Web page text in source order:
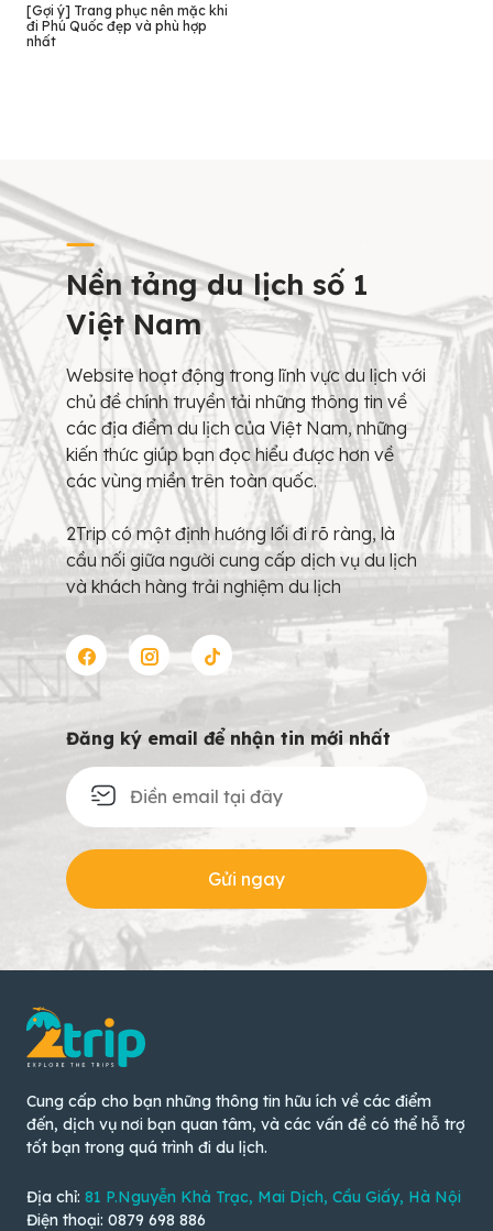
[Gợi ý] Trang phục nên mặc khi
đi Phú Quốc đẹp và phù hợp
nhất
Nền tảng du lịch số 1
Việt Nam
Website hoạt động trong lĩnh vực du lịch với
chủ đề chính truyền tải những thông tin về
các địa điểm du lịch của Việt Nam, những
kiến thức giúp bạn đọc hiểu được hơn về
các vùng miền trên toàn quốc.
2Trip có một định hướng lối đi rõ ràng, là
cầu nối giữa người cung cấp dịch vụ du lịch
và khách hàng trải nghiệm du lịch
Đăng ký email để nhận tin mới nhất
Gửi ngay
Cung cấp cho bạn những thông tin hữu ích về các điểm
đến, dịch vụ nơi bạn quan tâm, và các vấn đề có thể hỗ trợ
tốt bạn trong quá trình đi du lịch.
Địa chỉ: 81 P.Nguyễn Khả Trạc, Mai Dịch, Cầu Giấy, Hà Nội
Điện thoại: 0879 698 886